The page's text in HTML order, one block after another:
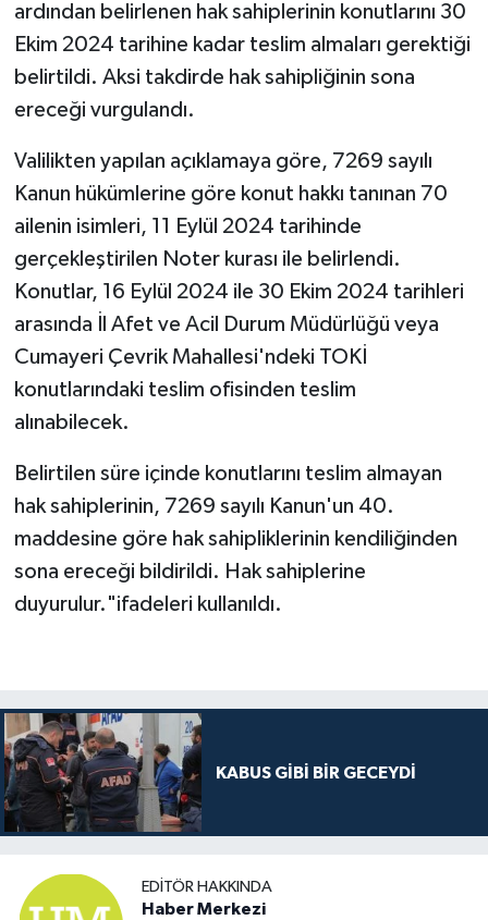
ardından belirlenen hak sahiplerinin konutlarını 30
Ekim 2024 tarihine kadar teslim almaları gerektiği
belirtildi. Aksi takdirde hak sahipliğinin sona
ereceği vurgulandı.
Valilikten yapılan açıklamaya göre, 7269 sayılı
Kanun hükümlerine göre konut hakkı tanınan 70
ailenin isimleri, 11 Eylül 2024 tarihinde
gerçekleştirilen Noter kurası ile belirlendi.
Konutlar, 16 Eylül 2024 ile 30 Ekim 2024 tarihleri
arasında İl Afet ve Acil Durum Müdürlüğü veya
Cumayeri Çevrik Mahallesi'ndeki TOKİ
konutlarındaki teslim ofisinden teslim
alınabilecek.
Belirtilen süre içinde konutlarını teslim almayan
hak sahiplerinin, 7269 sayılı Kanun'un 40.
maddesine göre hak sahipliklerinin kendiliğinden
sona ereceği bildirildi. Hak sahiplerine
duyurulur."ifadeleri kullanıldı.
KABUS GİBİ BİR GECEYDİ
EDITÖR HAKKINDA
Haber Merkezi